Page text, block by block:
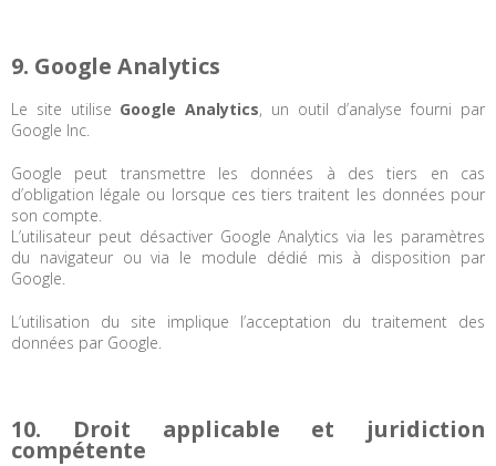
9. Google Analytics
Le site utilise Google Analytics, un outil d’analyse fourni par
Google Inc.
Google peut transmettre les données à des tiers en cas
d’obligation légale ou lorsque ces tiers traitent les données pour
son compte.
L’utilisateur peut désactiver Google Analytics via les paramètres
du navigateur ou via le module dédié mis à disposition par
Google.
L’utilisation du site implique l’acceptation du traitement des
données par Google.
10. Droit applicable et juridiction
compétente